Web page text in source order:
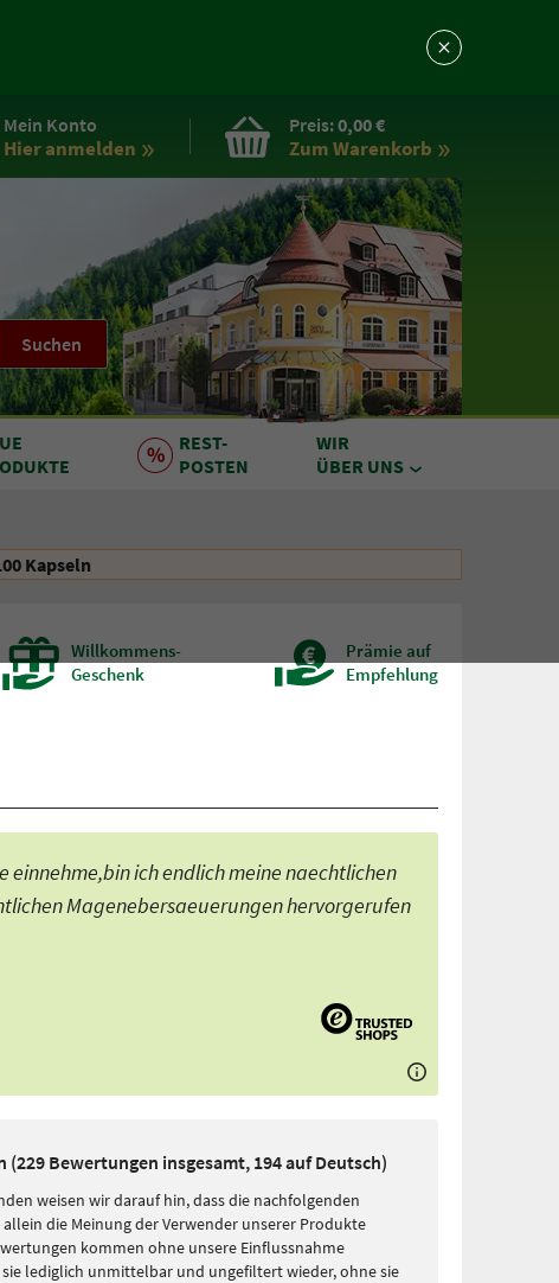
Mein Konto
Hier anmelden
Preis:0,00 €
Zum Warenkorb
Suchen
REST-
POSTEN
WIR
ÜBER UNS
Kapseln
Willkommens-
Geschenk
Prämie auf
Empfehlung
ich endlich meine naechtlichen
Magenebersaeuerungen hervorgerufen
(229 Bewertungen insgesamt, 194 auf Deutsch)
weisen wir darauf hin, dass die nachfolgenden
die Meinung der Verwender unserer Produkte
kommen ohne unsere Einflussnahme
lediglich unmittelbar und ungefiltert wieder, ohne sie